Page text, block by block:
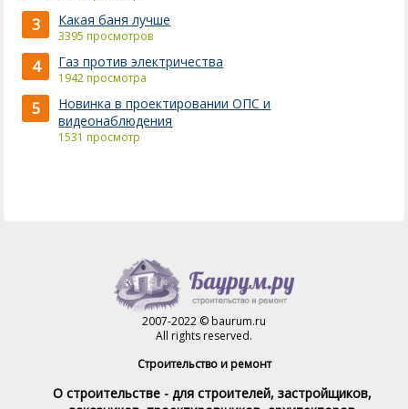
3 Какая баня лучше
3395 просмотров
4 Газ против электричества
1942 просмотра
5
Новинка в проектировании ОПС и
видеонаблюдения
1531 просмотр
2007-2022 © baurum.ru
All rights reserved.
Строительство и ремонт
О строительстве - для строителей, застройщиков,